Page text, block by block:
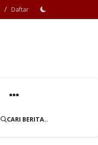
/ Daftar
CARI BERITA..